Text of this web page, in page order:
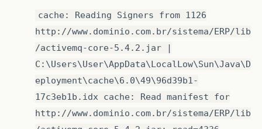
cache: Reading Signers from 1126
http://www.dominio.com.br/sistema/ERP/lib
/activemq-core-5.4.2.jar |
C:\Users\User\AppData\LocalLow\Sun\Java\D
eployment\cache\6.0\49\96d39b1-
17c3eb1b.idx cache: Read manifest for
http://www.dominio.com.br/sistema/ERP/lib